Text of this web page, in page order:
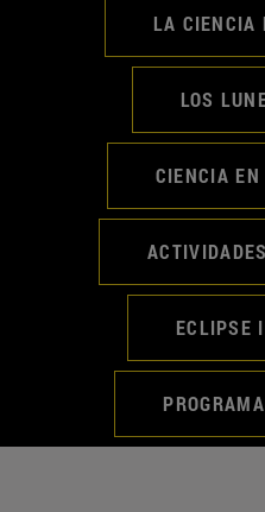
LA CIENCIA
LOS
CIENCIA
ECLIPSE